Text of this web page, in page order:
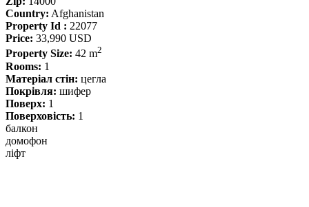
Country: Afghanistan
Property Id : 22077
Price: 33,990 USD
Property Size: 42 m2
Rooms: 1
Матеріал стін: цегла
Покрівля: шифер
Поверх: 1
Поверховість: 1
балкон
домофон
ліфт